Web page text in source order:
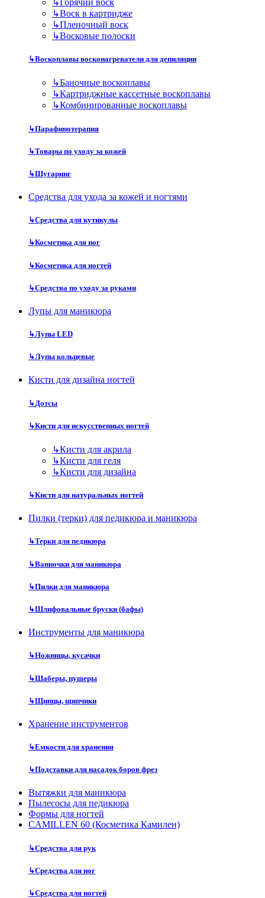
↳ Горячий воск
↳Воск в картридже
↳Пленочный воск
↳Восковые полоски
↳Воскоплавы восконагреватели для депиляции
↳Баночные воскоплавы
↳Картриджные кассетные воскоплавы
↳Комбинированные воскоплавы
↳Парафинотерапия
↳Товары по уходу за кожей
↳Шугаринг
Средства для ухода за кожей и ногтями
↳Средства для кутикулы
↳Косметика для ног
↳Косметика для ногтей
↳Средства по уходу за руками
Лупы для маникюра
↳Лупы LED
↳Лупы кольцевые
Кисти для дизайна ногтей
↳Дотсы
↳Кисти для искусственных ногтей
↳Кисти для акрила
↳Кисти для геля
↳Кисти для дизайна
↳Кисти для натуральных ногтей
Пилки (терки) для педикюра и маникюра
↳Терки для педикюра
↳Ванночки для маникюра
↳Пилки для маникюра
↳Шлифовальные бруски (бафы)
Инструменты для маникюра
↳Ножницы, кусачки
↳Шаберы, пушеры
↳Щипцы, щипчики
Хранение инструментов
↳Емкости для хранения
↳Подставки для насадок боров фрез
Вытяжки для маникюра
Пылесосы для педикюра
Формы для ногтей
CAMILLEN 60 (Косметика Камилен)
↳Средства для рук
↳Средства для ног
↳Средства для ногтей